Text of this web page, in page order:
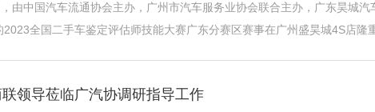
由中国汽车流通协会主办，广州市汽车服务业协会联合主办，广东昊城
2023全国二手车鉴定评估师技能大赛广东分赛区赛事在广州盛昊城4S店隆
领导莅临广汽协调研指导工作